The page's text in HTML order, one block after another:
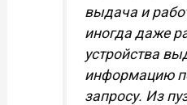
выдача и
иногда даже
устройства
информацию
запросу. Из